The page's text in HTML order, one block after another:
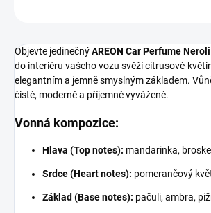
Objevte jedinečnýAREON Car Perfume Neroli
do interiéru vašeho vozu svěží citrusově-
elegantním a jemně smyslným základem.
čistě, moderně a příjemně vyváženě.
Vonná kompozice:
Hlava (Top notes): mandarinka,
Srdce (Heart notes): pomerančový
Základ (Base notes): pačuli, ambra,